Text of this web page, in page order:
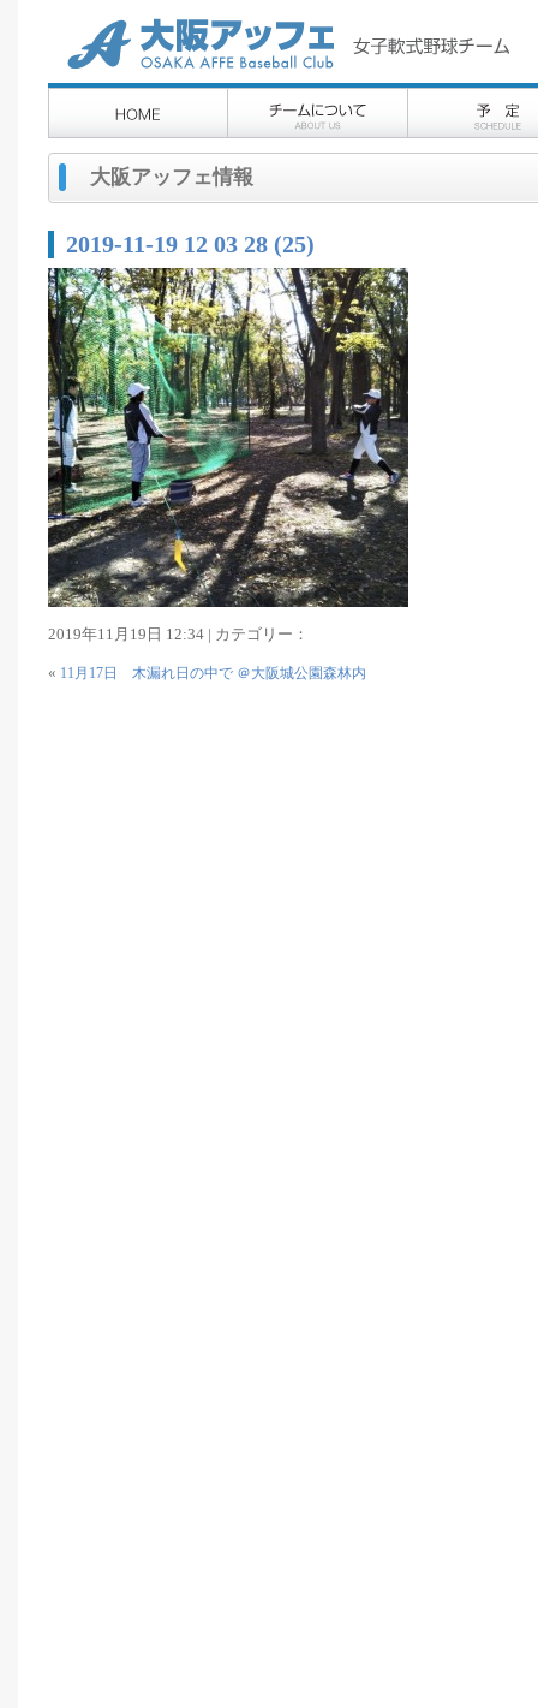
大阪アッフェ情報
2019-11-19 12 03 28 (25)
2019年11月19日 12:34 | カテゴリー：
« 11月17日 木漏れ日の中で ＠大阪城公園森林内